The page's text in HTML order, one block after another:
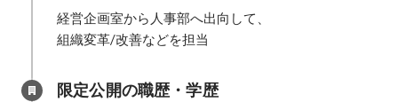
経営企画室から人事部へ出向して、
組織変革/改善などを担当
限定公開の職歴・学歴